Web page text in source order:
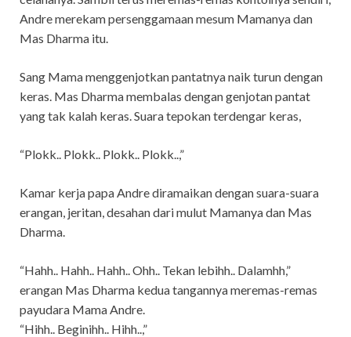
Andre merekam persenggamaan mesum Mamanya dan
Mas Dharma itu.
Sang Mama menggenjotkan pantatnya naik turun dengan
keras. Mas Dharma membalas dengan genjotan pantat
yang tak kalah keras. Suara tepokan terdengar keras,
“Plokk.. Plokk.. Plokk.. Plokk..,”
Kamar kerja papa Andre diramaikan dengan suara-suara
erangan, jeritan, desahan dari mulut Mamanya dan Mas
Dharma.
“Hahh.. Hahh.. Hahh.. Ohh.. Tekan lebihh.. Dalamhh,”
erangan Mas Dharma kedua tangannya meremas-remas
payudara Mama Andre.
“Hihh.. Beginihh.. Hihh..,”